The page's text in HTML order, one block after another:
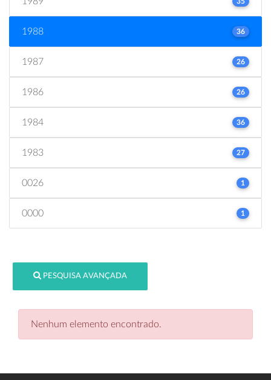
1988 36
1987 26
1986 26
1984 36
1983 27
0026 1
0000 1
PESQUISA AVANÇADA
Nenhum elemento encontrado.